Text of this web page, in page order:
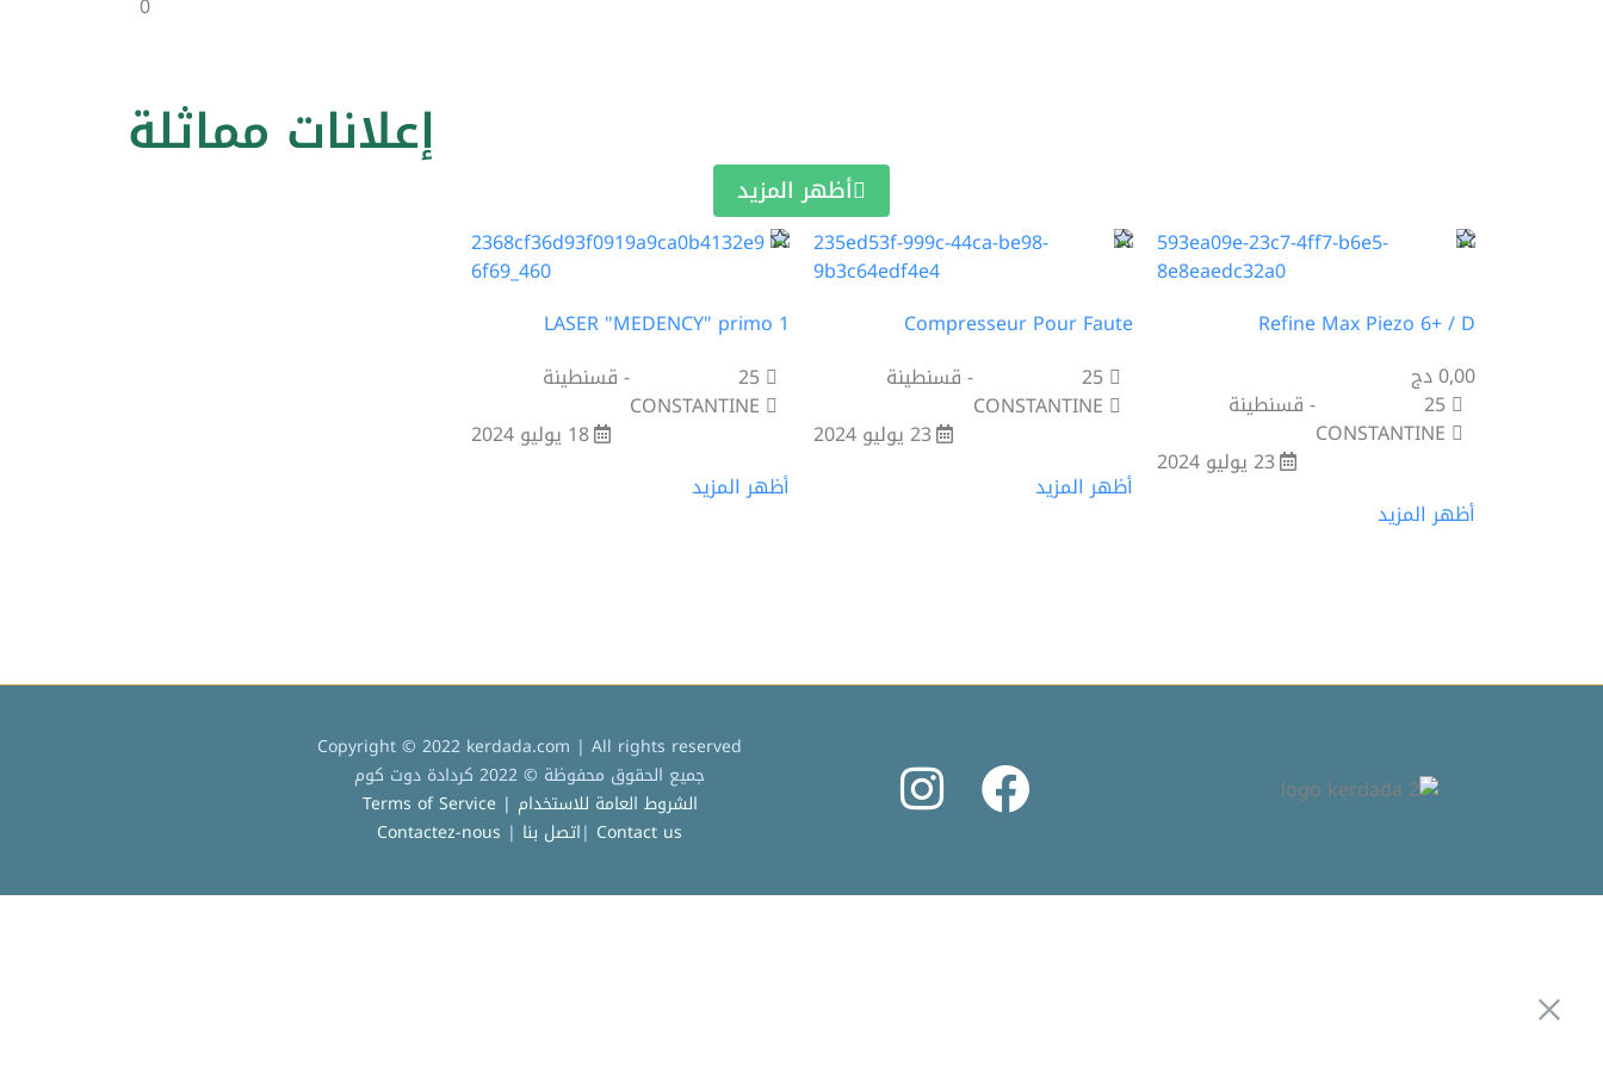
إعلانات مماثلة
أظهر المزيد
Refine Max Piezo 6+ / D
0,00 دج
25 - قسنطينة
CONSTANTINE
23 يوليو 2024
أظهر المزيد
Compresseur Pour Faute
25
- قسنطينة
CONSTANTINE
23 يوليو 2024
أظهر المزيد
LASER "MEDENCY" primo 1
25
- قسنطينة
CONSTANTINE
18 يوليو 2024
أظهر المزيد
Copyright © 2022 kerdada.com | All rights reserved
جميع الحقوق محفوظة © 2022 كردادة دوت كوم
الشروط العامة للاستخدام | Terms of Service
Contact us
|اتصل بنا |
Contactez-nous